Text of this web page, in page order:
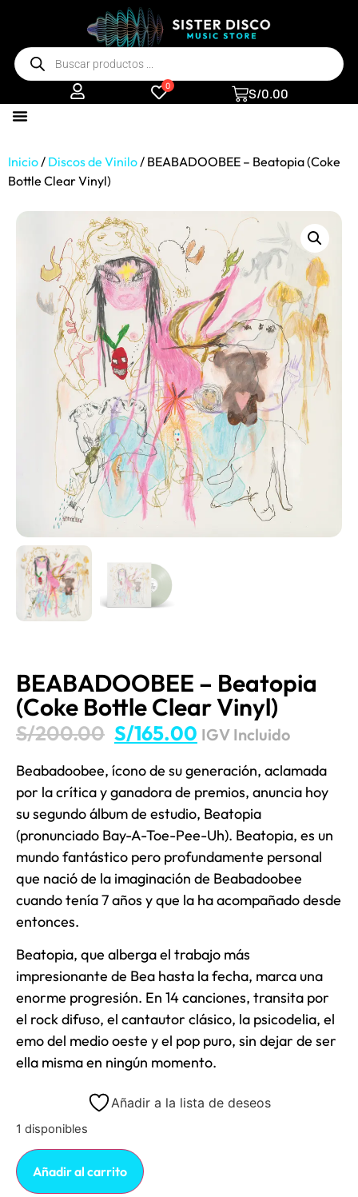
0 S/0.00
Inicio/ Discos de Vinilo/ BEABADOOBEE – Beatopia (Coke
Bottle Clear Vinyl)
BEABADOOBEE – Beatopia
(Coke Bottle Clear Vinyl)
S/200.00 S/165.00 IGV Incluido
Beabadoobee, ícono de su generación, aclamada
por la crítica y ganadora de premios, anuncia hoy
su segundo álbum de estudio, Beatopia
(pronunciado Bay-A-Toe-Pee-Uh). Beatopia, es un
mundo fantástico pero profundamente personal
que nació de la imaginación de Beabadoobee
cuando tenía 7 años y que la ha acompañado desde
entonces.
Beatopia, que alberga el trabajo más
impresionante de Bea hasta la fecha, marca una
enorme progresión. En 14 canciones, transita por
el rock difuso, el cantautor clásico, la psicodelia, el
emo del medio oeste y el pop puro, sin dejar de ser
ella misma en ningún momento.
Añadir a la lista de deseos
1 disponibles
Añadir al carrito